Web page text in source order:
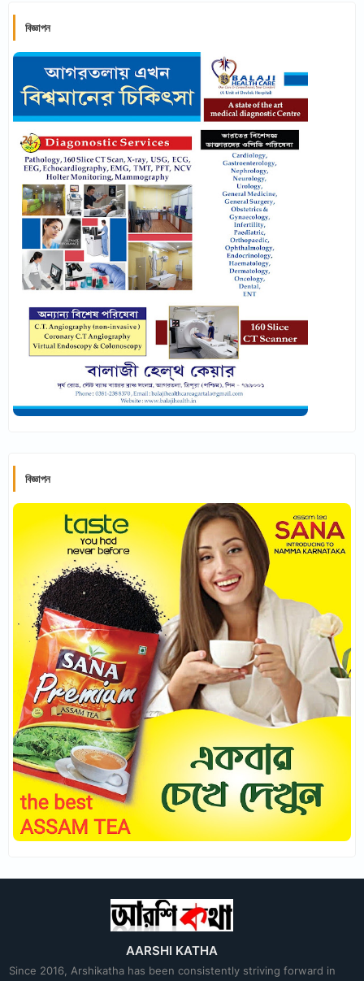
বিজ্ঞাপন
বিজ্ঞাপন
AARSHI KATHA
Since 2016, Arshikatha has been consistently striving forward in